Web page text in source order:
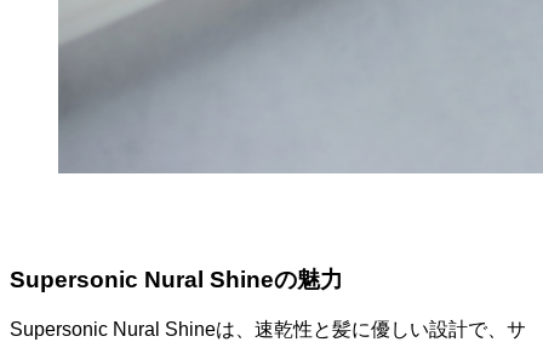
Supersonic Nural Shineの魅力
Supersonic Nural Shineは、速乾性と髪に優しい設計で、サ